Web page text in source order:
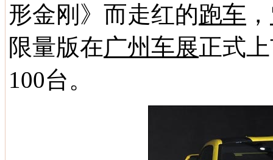
形金刚》而走红的跑车 ，
限量版在广州车展正式
100台。